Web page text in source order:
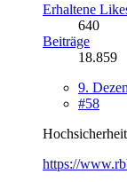
Erhaltene
640
Beiträge
18.859
9.
#58
https://